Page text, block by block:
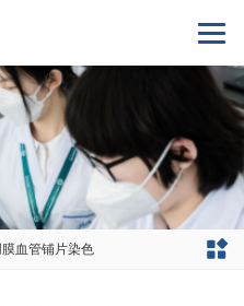
血管铺片染色